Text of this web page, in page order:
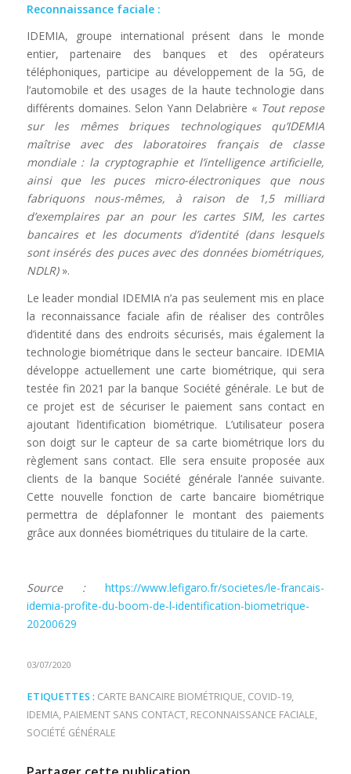
Reconnaissance faciale :
IDEMIA, groupe international présent dans le monde
entier, partenaire des banques et des opérateurs
téléphoniques, participe au développement de la 5G, de
l’automobile et des usages de la haute technologie dans
différents domaines. Selon Yann Delabrière « Tout repose
sur les mêmes briques technologiques qu’IDEMIA
maîtrise avec des laboratoires français de classe
mondiale : la cryptographie et l’intelligence artificielle,
ainsi que les puces micro-électroniques que nous
fabriquons nous-mêmes, à raison de 1,5 milliard
d’exemplaires par an pour les cartes SIM, les cartes
bancaires et les documents d’identité (dans lesquels
sont insérés des puces avec des données biométriques,
NDLR)».
Le leader mondial IDEMIA n’a pas seulement mis en place
la reconnaissance faciale afin de réaliser des contrôles
d’identité dans des endroits sécurisés, mais également la
technologie biométrique dans le secteur bancaire. IDEMIA
développe actuellement une carte biométrique, qui sera
testée fin 2021 par la banque Société générale. Le but de
ce projet est de sécuriser le paiement sans contact en
ajoutant l’identification biométrique. L’utilisateur posera
son doigt sur le capteur de sa carte biométrique lors du
règlement sans contact. Elle sera ensuite proposée aux
clients de la banque Société générale l’année suivante.
Cette nouvelle fonction de carte bancaire biométrique
permettra de déplafonner le montant des paiements
grâce aux données biométriques du titulaire de la carte.
Source :
https://www.lefigaro.fr/societes/le-francais-
idemia-profite-du-boom-de-l-identification-biometrique-
20200629
03/07/2020
ETIQUETTES : CARTE BANCAIRE BIOMÉTRIQUE, COVID-19,
IDEMIA, PAIEMENT SANS CONTACT, RECONNAISSANCE FACIALE,
SOCIÉTÉ GÉNÉRALE